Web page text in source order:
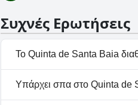
Συχνές Ερωτήσεις
Το Quinta de Santa Baia
Ναι, το Quinta de Santa
κατηγορίες: Εξωτερική
Υπάρχει σπα στο Quinta de